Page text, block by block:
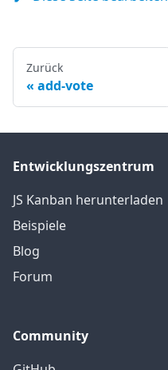
Zurück
add-vote
Entwicklungszentrum
JS Kanban herunterladen
Beispiele
Blog
Forum
Community